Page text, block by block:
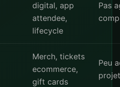
digital, app
attendee,
lifecycle
Pas
Merch, tickets
ecommerce,
gift cards
Peu